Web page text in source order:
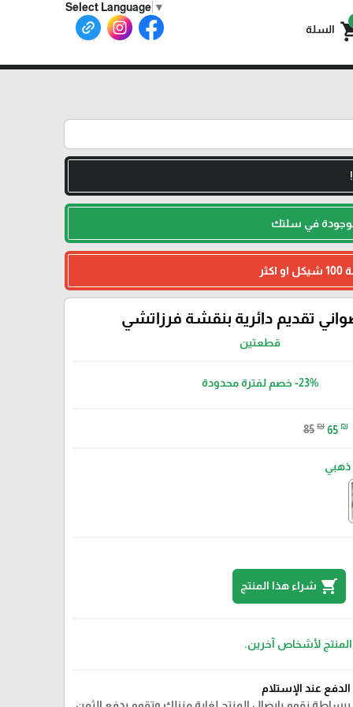
Select Language ▼
السلة
في سلتك
تقديم دائرية بنقشة فرزاتشي
قطعتين
-23%خصم لفترة محدودة
85 ₪ 65 ₪
ذهبي
shopping_cart شراء هذا المنتج
المنتج لأشخاص آخرين.
الدفع عند الإستلام